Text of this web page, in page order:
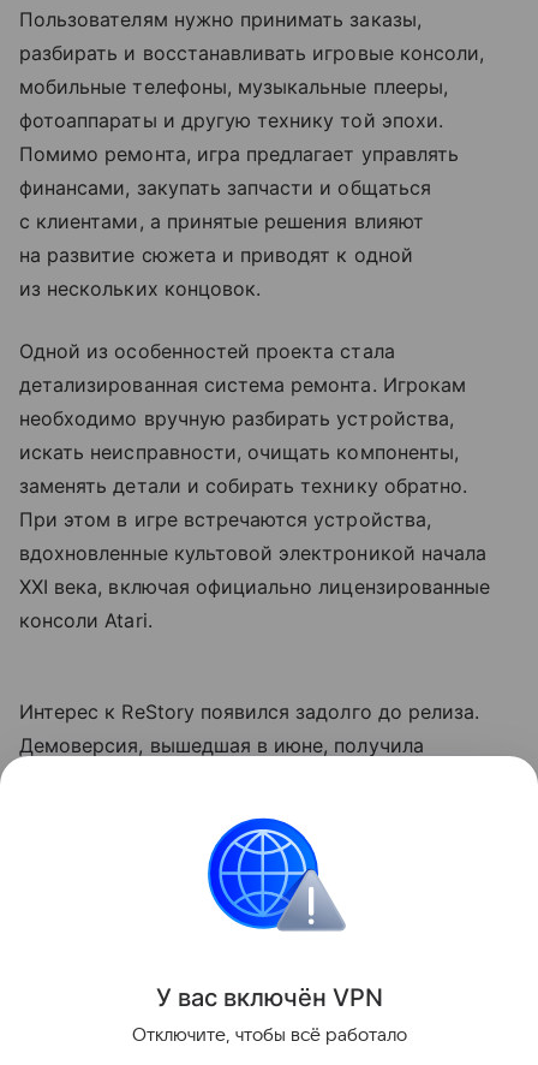
Пользователям нужно принимать заказы,
разбирать и восстанавливать игровые консоли,
мобильные телефоны, музыкальные плееры,
фотоаппараты и другую технику той эпохи.
Помимо ремонта, игра предлагает управлять
финансами, закупать запчасти и общаться
с клиентами, а принятые решения влияют
на развитие сюжета и приводят к одной
из нескольких концовок.
Одной из особенностей проекта стала
детализированная система ремонта. Игрокам
необходимо вручную разбирать устройства,
искать неисправности, очищать компоненты,
заменять детали и собирать технику обратно.
При этом в игре встречаются устройства,
вдохновленные культовой электроникой начала
XXI века, включая официально лицензированные
консоли Atari.
Интерес к ReStory появился задолго до релиза.
Демоверсия, вышедшая в июне, получила
издания отмечали необычное сочетание уютного
симулятора, ностальгии по электронике начала
2000-х и сюжетных историй о клиентах
Поделиться
У вас включён VPN
Отключите, чтобы всё работало